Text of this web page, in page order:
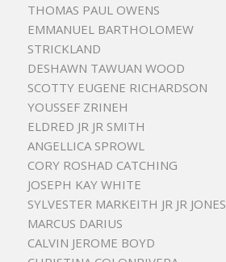
THOMAS PAUL OWENS
EMMANUEL BARTHOLOMEW
STRICKLAND
DESHAWN TAWUAN WOOD
SCOTTY EUGENE RICHARDSON
YOUSSEF ZRINEH
ELDRED JR JR SMITH
ANGELLICA SPROWL
CORY ROSHAD CATCHING
JOSEPH KAY WHITE
SYLVESTER MARKEITH JR JR JONES
MARCUS DARIUS
CALVIN JEROME BOYD